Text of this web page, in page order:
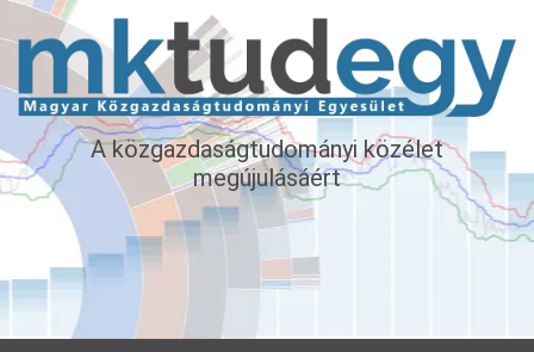
A közgazdaságtudományi közélet
megújulásáért